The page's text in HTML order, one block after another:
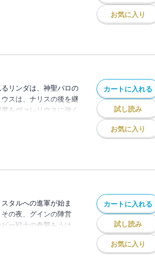
思議に感銘を受けたナ
お気に入り
リンダは、神聖パロの
スは、ナリスの後を継
をヴァレリウスに強く
われ、多くの弔問客が
カートに入れる
試し読み
お気に入り
タルへの進軍が始ま
の夜、グインの陣営
ー戦士の奇襲をうけ
兵の軍が出現し兵たち
カートに入れる
試し読み
お気に入り